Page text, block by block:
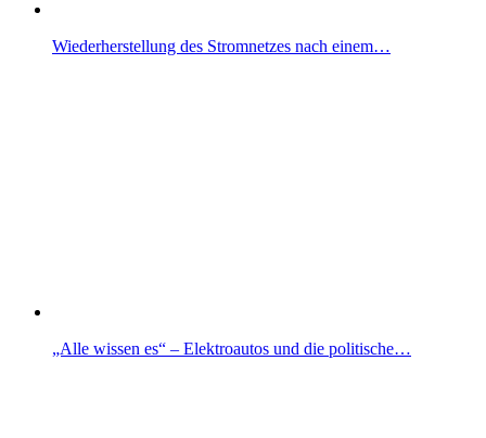
Wiederherstellung des Stromnetzes nach einem…
„Alle wissen es“ – Elektroautos und die politische…